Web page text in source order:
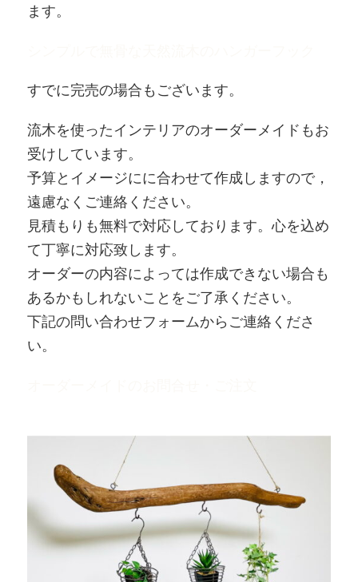
ます。
すでに完売の場合もございます。
流木を使ったインテリアのオーダーメイドもお
受けしています。
予算とイメージにに合わせて作成しますので，
遠慮なくご連絡ください。
見積もりも無料で対応しております。心を込め
て丁寧に対応致します。
オーダーの内容によっては作成できない場合も
あるかもしれないことをご了承ください。
下記の問い合わせフォームからご連絡くださ
い。